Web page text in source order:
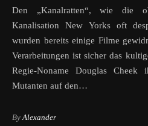
Den „Kanalratten“, wie die obdachlosen Bewohner der
Kanalisation New Yorks oft
wurden bereits einige Filme
Verarbeitungen ist sicher das
Regie-Noname Douglas Cheek
Mutanten auf den…
By Alexander